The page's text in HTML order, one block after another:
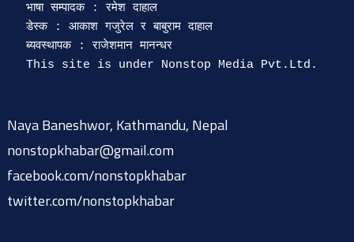
भाषा सम्पादक : रमेश दाहाल
डेस्क : आकाश गजुरेल र बाबुराम दाहाल
ब्यवस्थापक : राजेशमान मानन्धर
Naya Baneshwor, Kathmandu, Nepal
nonstopkhabar@gmail.com
facebook.com/nonstopkhabar
twitter.com/nonstopkhabar